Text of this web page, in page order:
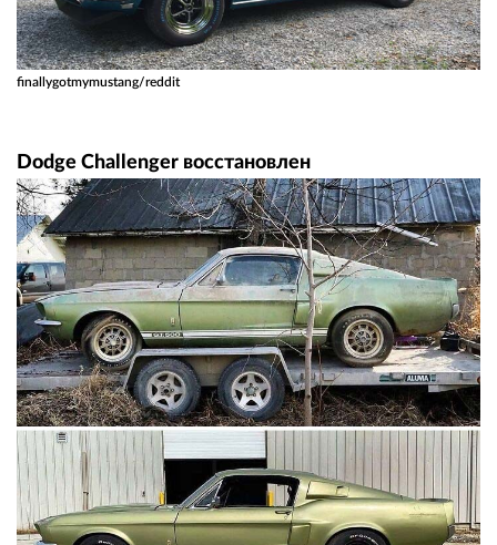
finallygotmymustang/reddit
Dodge Challenger восстановлен